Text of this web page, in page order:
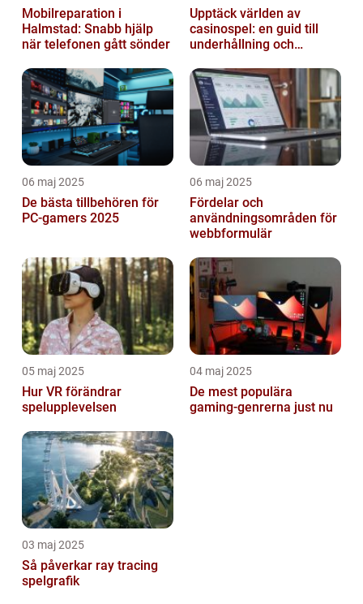
Mobilreparation i
Halmstad: Snabb hjälp
när telefonen gått sönder
Upptäck världen av
casinospel: en guid till
underhållning och
06 maj 2025
De bästa tillbehören för
PC-gamers 2025
06 maj 2025
Fördelar och
användningsområden för
webbformulär
05 maj 2025
Hur VR förändrar
spelupplevelsen
04 maj 2025
De mest populära
gaming-genrerna just nu
03 maj 2025
Så påverkar ray tracing
spelgrafik